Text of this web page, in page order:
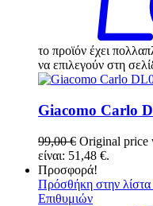
το προϊόν έχει
να επιλεγούν στη
Giacomo Carlo
99,00€ Original price
είναι: 51,48 €.
Προσφορά!
Πρόσθήκη στην λίστα
Επιθυμιών